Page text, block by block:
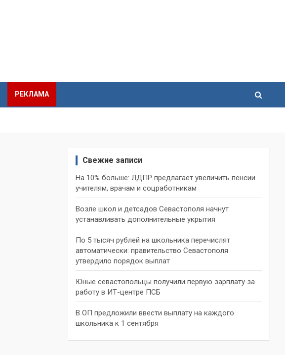
РЕКЛАМА
Свежие записи
На 10% больше: ЛДПР предлагает увеличить пенсии
учителям, врачам и соцработникам
Возле школ и детсадов Севастополя начнут
устанавливать дополнительные укрытия
По 5 тысяч рублей на школьника перечислят
автоматически: правительство Севастополя
утвердило порядок выплат
Юные севастопольцы получили первую зарплату за
работу в ИТ-центре ПСБ
В ОП предложили ввести выплату на каждого
школьника к 1 сентября